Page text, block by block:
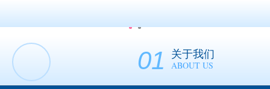
01 关于我们
ABOUT US